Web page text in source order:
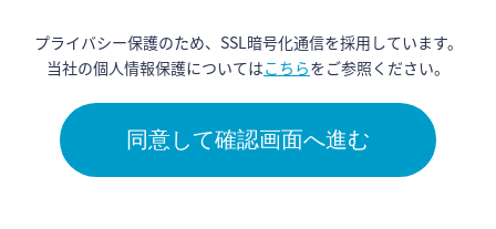
プライバシー保護のため、SSL暗号化通信を採用しています。
当社の個人情報保護についてはこちらをご参照ください。